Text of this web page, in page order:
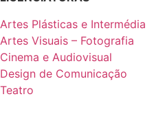
Artes Plásticas e Intermédia
Artes Visuais – Fotografia
Cinema e Audiovisual
Design de Comunicação
Teatro